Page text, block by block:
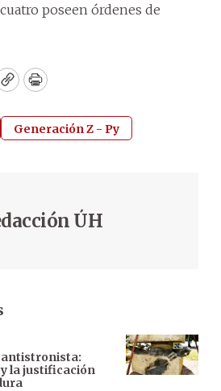
poseen órdenes de
CopyPrint
Generación Z - Py
ÚH
antistronista:
la justificación